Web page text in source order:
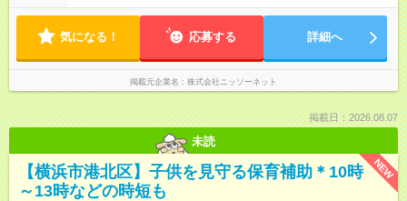
気になる！ 応募する 詳細へ
掲載元企業名 株式会社ニッソーネット
掲載日：2026.08.07
未読
NEW
【横浜市港北区】子供を見守る保育補助＊10時
～13時などの時短も